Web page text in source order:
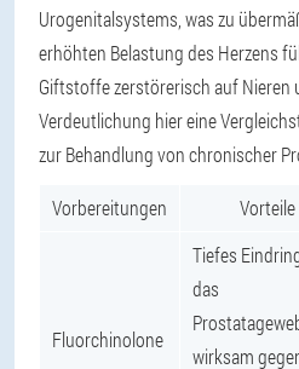
Urogenitalsystems, was zu
erhöhten Belastung des Herzens
Giftstoffe zerstörerisch auf Nieren
Verdeutlichung hier eine
zur Behandlung von chronischer
Vorbereitungen Vorteile
Fluorchinolone
Tiefes
das
wirksam